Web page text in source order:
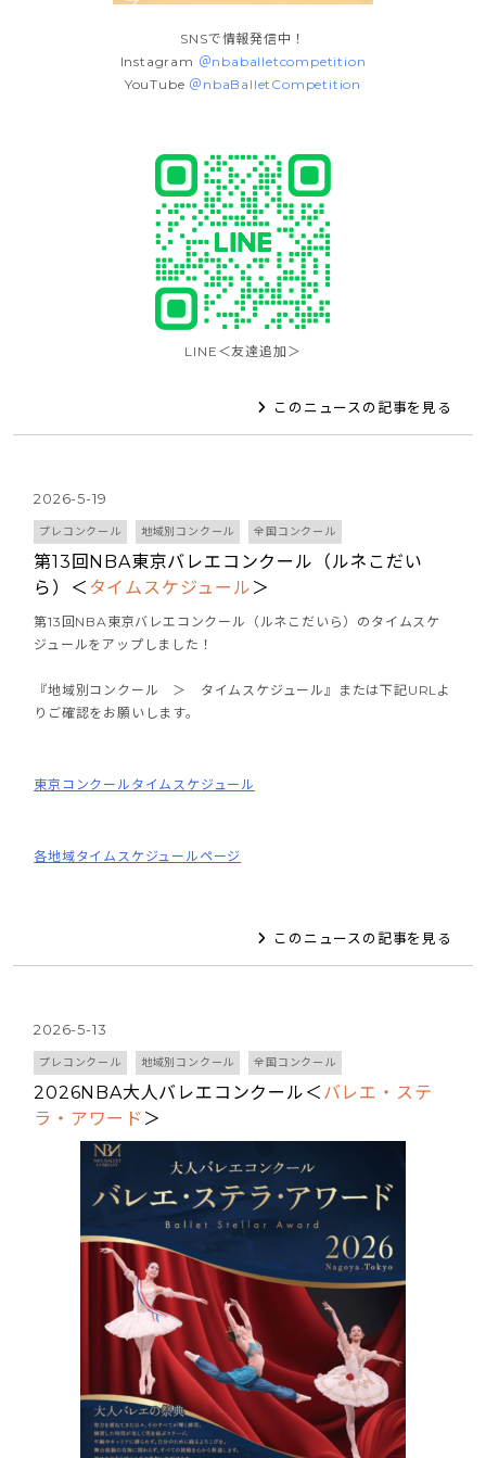
SNSで情報発信中！
Instagram ＠nbaballetcompetition
YouTube ＠nbaBalletCompetition
LINE＜友達追加＞
このニュースの記事を見る
2026-5-19
プレコンクール 地域別コンクール 全国コンクール
第13回NBA東京バレエコンクール（ルネこだい
ら）＜ タイムスケジュール ＞
第13回NBA東京バレエコンクール（ルネこだいら）のタイムスケ
ジュールをアップしました！
『地域別コンクール ＞ タイムスケジュール』または下記URLよ
りご確認をお願いします。
東京コンクールタイムスケジュール
各地域タイムスケジュールページ
このニュースの記事を見る
2026-5-13
プレコンクール 地域別コンクール 全国コンクール
2026NBA大人バレエコンクール＜ バレエ・ステ
ラ・アワード ＞